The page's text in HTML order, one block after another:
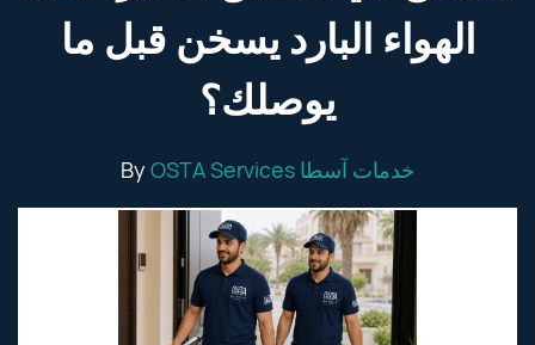
الهواء البارد يسخن قبل ما
يوصلك؟
By OSTA Services خدمات آسطا